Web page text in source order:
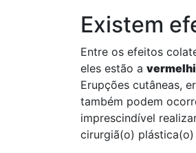
Existem
Entre os efeitos
eles estão a
Erupções cutâneas,
também podem
imprescindível
cirurgiã(o)